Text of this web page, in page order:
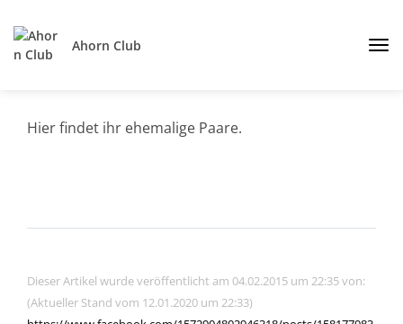
Ahorn Club
Hier findet ihr ehemalige Paare.
Dieser Artikel wurde veröffentlicht am 04.02.2015 um 22:35 von:
(Aktueller Stand vom 12.01.2020 um 22:33)